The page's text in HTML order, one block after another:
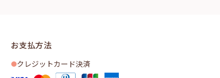
お支払方法
クレジットカード決済